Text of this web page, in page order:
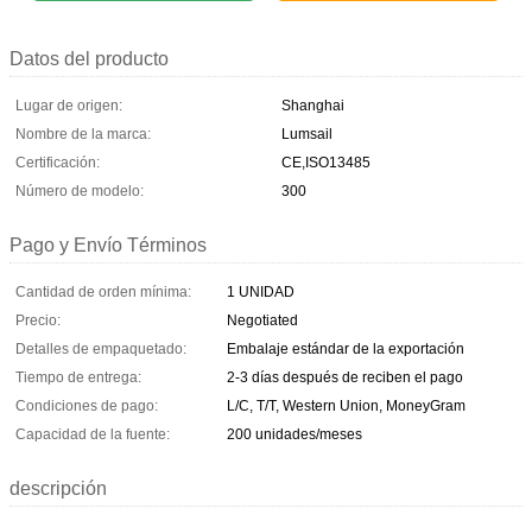
Datos del producto
Lugar de origen:
Shanghai
Nombre de la marca:
Lumsail
Certificación:
CE,ISO13485
Número de modelo:
300
Pago y Envío Términos
Cantidad de orden mínima:
1 UNIDAD
Precio:
Negotiated
Detalles de empaquetado:
Embalaje estándar de la exportación
Tiempo de entrega:
2-3 días después de reciben el pago
Condiciones de pago:
L/C, T/T, Western Union, MoneyGram
Capacidad de la fuente:
200 unidades/meses
descripción